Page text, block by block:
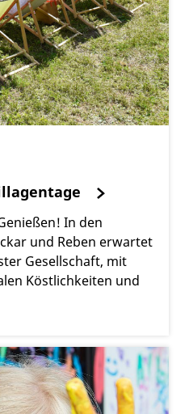
In den
und Reben erwartet
Gesellschaft, mit
Köstlichkeiten und